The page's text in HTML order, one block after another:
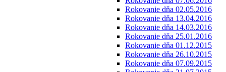
Rokovanie dňa 02.05.2016
Rokovanie dňa 13.04.2016
Rokovanie dňa 14.03.2016
Rokovanie dňa 25.01.2016
Rokovanie dňa 01.12.2015
Rokovanie dňa 26.10.2015
Rokovanie dňa 07.09.2015